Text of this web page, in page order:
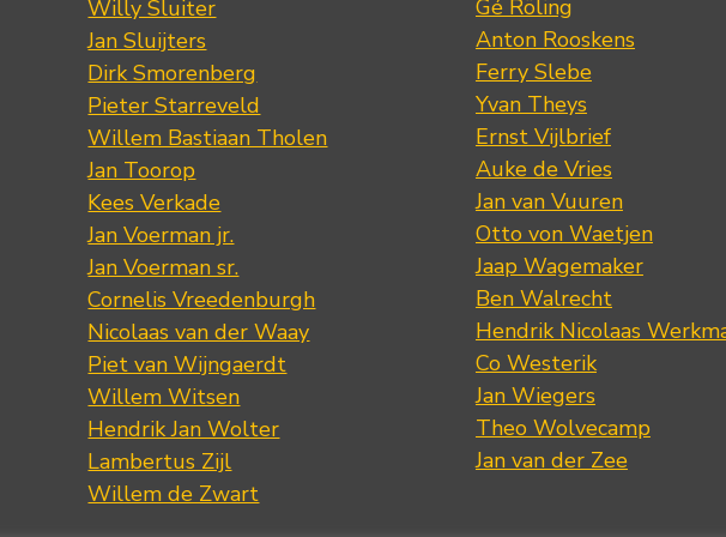
Willy Sluiter
Jan Sluijters
Dirk Smorenberg
Pieter Starreveld
Willem Bastiaan Tholen
Jan Toorop
Kees Verkade
Jan Voerman jr.
Jan Voerman sr.
Cornelis Vreedenburgh
Nicolaas van der Waay
Piet van Wijngaerdt
Willem Witsen
Hendrik Jan Wolter
Lambertus Zijl
Willem de Zwart
Gé Röling
Anton Rooskens
Ferry Slebe
Yvan Theys
Ernst Vijlbrief
Auke de Vries
Jan van Vuuren
Otto von Waetjen
Jaap Wagemaker
Ben Walrecht
Hendrik Nicolaas
Co Westerik
Jan Wiegers
Theo Wolvecamp
Jan van der Zee